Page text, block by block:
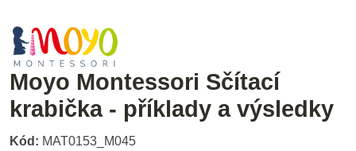
Moyo Montessori Sčítací
krabička - příklady a výsledky
Kód: MAT0153_M045